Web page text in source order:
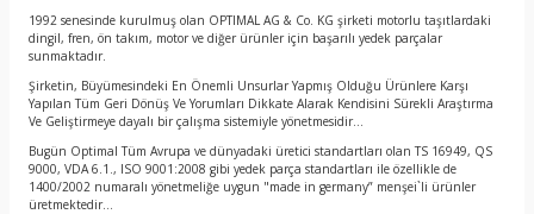
1992 senesinde kurulmuş olan OPTIMAL AG & Co. KG şirketi motorlu taşıtlardaki
dingil, fren, ön takım, motor ve diğer ürünler için başarılı yedek parçalar
sunmaktadır.
Şirketin, Büyümesindeki En Önemli Unsurlar Yapmış Olduğu Ürünlere Karşı
Yapılan Tüm Geri Dönüş Ve Yorumları Dikkate Alarak Kendisini Sürekli Araştırma
Ve Geliştirmeye dayalı bir çalışma sistemiyle yönetmesidir…
Bugün Optimal Tüm Avrupa ve dünyadaki üretici standartları olan TS 16949, QS
9000, VDA 6.1., ISO 9001:2008 gibi yedek parça standartları ile özellikle de
1400/2002 numaralı yönetmeliğe uygun "made in germany” menşei`li ürünler
üretmektedir…